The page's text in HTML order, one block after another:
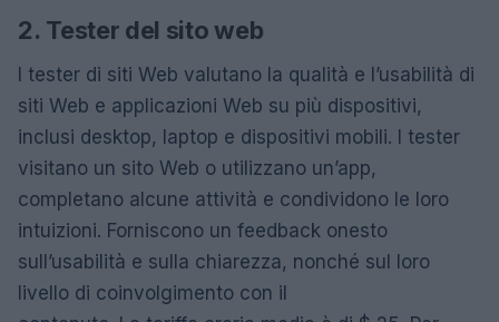
2. Tester del sito web
I tester di siti Web valutano la qualità e l’usabilità di
siti Web e applicazioni Web su più dispositivi,
inclusi desktop, laptop e dispositivi mobili. I tester
visitano un sito Web o utilizzano un’app,
completano alcune attività e condividono le loro
intuizioni. Forniscono un feedback onesto
sull’usabilità e sulla chiarezza, nonché sul loro
livello di coinvolgimento con il